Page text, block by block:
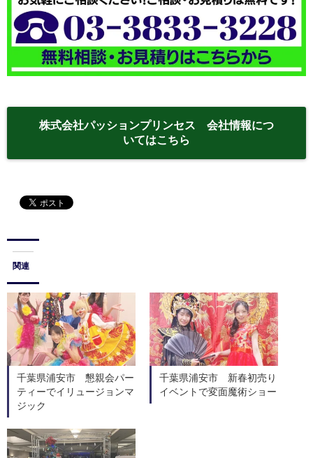
株式会社パッションプリンセス 会社情報につ
いてはこちら
関連
千葉県浦安市 懇親会パー
ティーでイリュージョンマ
ジック
千葉県浦安市 新春初売り
イベントで変面魔術ショー